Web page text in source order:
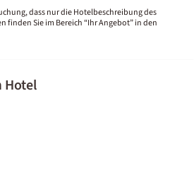
dass nur die Hotelbeschreibung des
finden Sie im Bereich “Ihr Angebot” in den
Hotel